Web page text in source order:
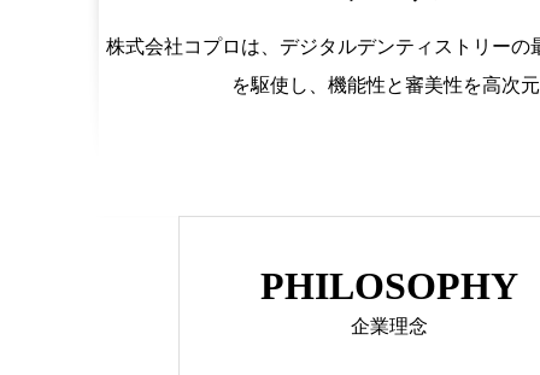
株式会社コプロは、デジタルデンティストリー
を駆使し、機能性と審美性を高次
PHILOSOPHY
企業理念